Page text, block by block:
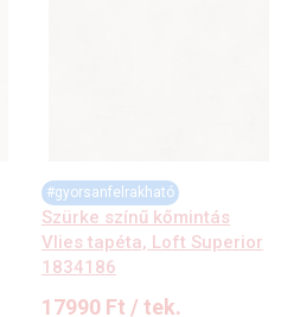
#gyorsanfelrakható
Szürke színű kőmintás
Vlies tapéta, Loft Superior
1834186
17990 Ft / tek.